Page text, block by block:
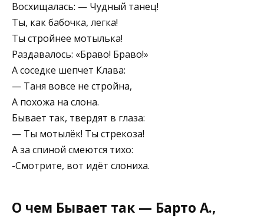
Восхищалась: — Чудный танец!
Ты, как бабочка, легка!
Ты стройнее мотылька!
Раздавалось: «Браво! Браво!»
А соседке шепчет Клава:
— Таня вовсе не стройна,
А похожа на слона.
Бывает так, твердят в глаза:
— Ты мотылёк! Ты стрекоза!
А за спиной смеются тихо:
-Смотрите, вот идёт слониха.
О чем Бывает так — Барто А.,